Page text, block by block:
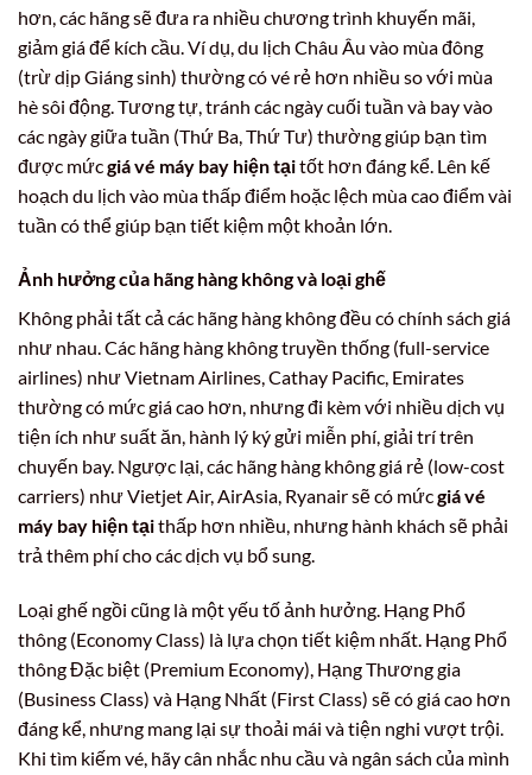
hơn, các hãng sẽ đưa ra nhiều chương trình khuyến mãi,
giảm giá để kích cầu. Ví dụ, du lịch Châu Âu vào mùa đông
(trừ dịp Giáng sinh) thường có vé rẻ hơn nhiều so với mùa
hè sôi động. Tương tự, tránh các ngày cuối tuần và bay vào
các ngày giữa tuần (Thứ Ba, Thứ Tư) thường giúp bạn tìm
được mứcgiá vé máy bay hiện tạitốt hơn đáng kể. Lên kế
hoạch du lịch vào mùa thấp điểm hoặc lệch mùa cao điểm vài
tuần có thể giúp bạn tiết kiệm một khoản lớn.
Ảnh hưởng của hãng hàng không và loại ghế
Không phải tất cả các hãng hàng không đều có chính sách giá
như nhau. Các hãng hàng không truyền thống (full-service
airlines) như Vietnam Airlines, Cathay Pacific, Emirates
thường có mức giá cao hơn, nhưng đi kèm với nhiều dịch vụ
tiện ích như suất ăn, hành lý ký gửi miễn phí, giải trí trên
chuyến bay. Ngược lại, các hãng hàng không giá rẻ (low-cost
carriers) như Vietjet Air, AirAsia, Ryanair sẽ có mứcgiá vé
máy bay hiện tạithấp hơn nhiều, nhưng hành khách sẽ phải
trả thêm phí cho các dịch vụ bổ sung.
Loại ghế ngồi cũng là một yếu tố ảnh hưởng. Hạng Phổ
thông (Economy Class) là lựa chọn tiết kiệm nhất. Hạng Phổ
thông Đặc biệt (Premium Economy), Hạng Thương gia
(Business Class) và Hạng Nhất (First Class) sẽ có giá cao hơn
đáng kể, nhưng mang lại sự thoải mái và tiện nghi vượt trội.
Khi tìm kiếm vé, hãy cân nhắc nhu cầu và ngân sách của mình